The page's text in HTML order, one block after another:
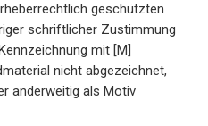
geschützten
schriftlicher Zustimmung
mit [M]
nicht abgezeichnet,
anderweitig als Motiv